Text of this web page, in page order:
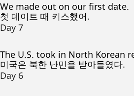
We made out on our first date.
첫 데이트 때 키스했어.
Day 7
The U.S. took in North Korean
미국은 북한 난민을 받아들였다.
Day 6